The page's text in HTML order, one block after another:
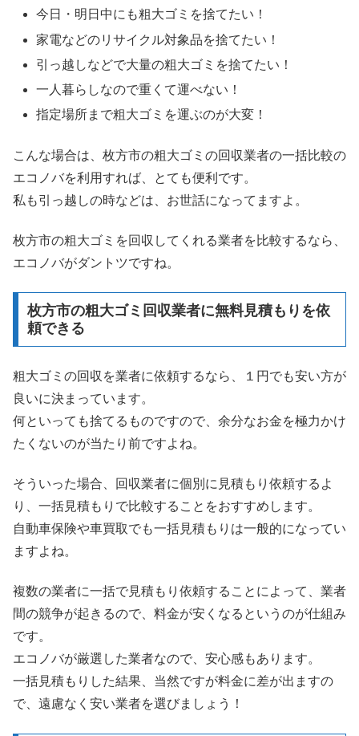
今日・明日中にも粗大ゴミを捨てたい！
家電などのリサイクル対象品を捨てたい！
引っ越しなどで大量の粗大ゴミを捨てたい！
一人暮らしなので重くて運べない！
指定場所まで粗大ゴミを運ぶのが大変！
こんな場合は、枚方市の粗大ゴミの回収業者の一括比較の
エコノバを利用すれば、とても便利です。
私も引っ越しの時などは、お世話になってますよ。
枚方市の粗大ゴミを回収してくれる業者を比較するなら、
エコノバがダントツですね。
枚方市の粗大ゴミ回収業者に無料見積もりを依
頼できる
粗大ゴミの回収を業者に依頼するなら、１円でも安い方が
良いに決まっています。
何といっても捨てるものですので、余分なお金を極力かけ
たくないのが当たり前ですよね。
そういった場合、回収業者に個別に見積もり依頼するよ
り、一括見積もりで比較することをおすすめします。
自動車保険や車買取でも一括見積もりは一般的になってい
ますよね。
複数の業者に一括で見積もり依頼することによって、業者
間の競争が起きるので、料金が安くなるというのが仕組み
です。
エコノバが厳選した業者なので、安心感もあります。
一括見積もりした結果、当然ですが料金に差が出ますの
で、遠慮なく安い業者を選びましょう！